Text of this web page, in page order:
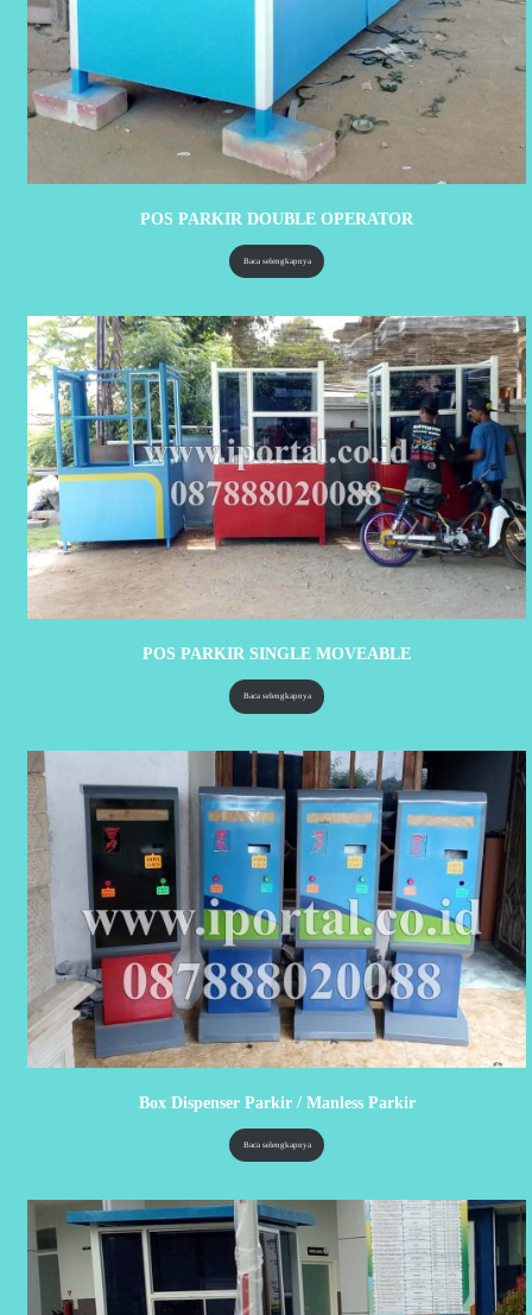
POS PARKIR DOUBLE OPERATOR
Baca selengkapnya
POS PARKIR SINGLE MOVEABLE
Baca selengkapnya
Box Dispenser Parkir / Manless Parkir
Baca selengkapnya